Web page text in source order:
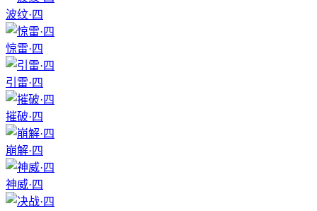
波纹·四
惊雷·四
引雷·四
摧破·四
崩解·四
神威·四